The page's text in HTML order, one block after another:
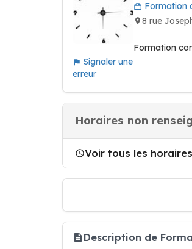
Signaler une
erreur
Formation
8 rue
Formation
Horaires non
Voir tous les horaires
Description de